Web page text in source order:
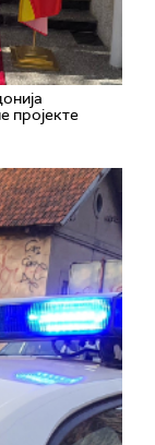
пројекте